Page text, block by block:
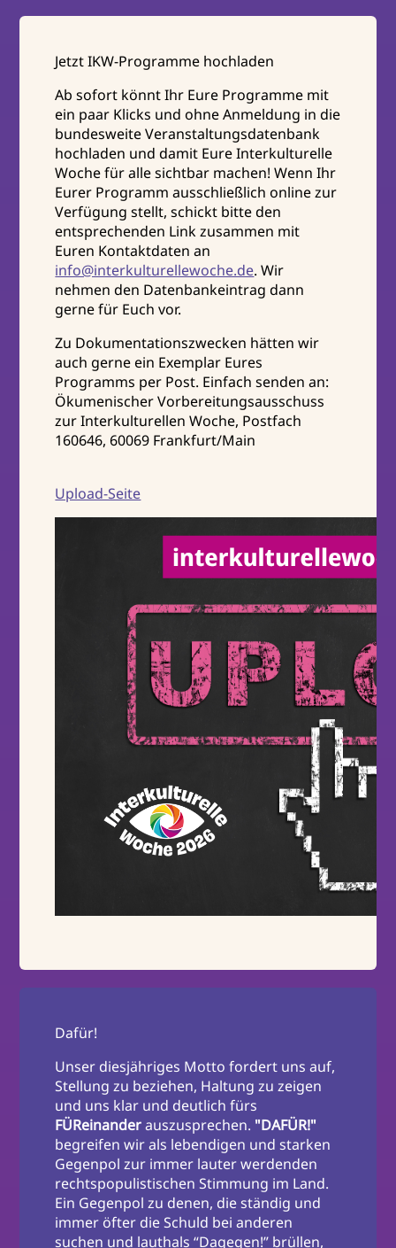
Jetzt IKW-Programme hochladen
Ab sofort könnt Ihr Eure Programme mit
ein paar Klicks und ohne Anmeldung in die
bundesweite Veranstaltungsdatenbank
hochladen und damit Eure Interkulturelle
Woche für alle sichtbar machen! Wenn Ihr
Eurer Programm ausschließlich online zur
Verfügung stellt, schickt bitte den
entsprechenden Link zusammen mit
Euren Kontaktdaten an
info@interkulturellewoche.de. Wir
nehmen den Datenbankeintrag dann
gerne für Euch vor.
Zu Dokumentationszwecken hätten wir
auch gerne ein Exemplar Eures
Programms per Post. Einfach senden an:
Ökumenischer Vorbereitungsausschuss
zur Interkulturellen Woche, Postfach
160646, 60069 Frankfurt/Main
Upload-Seite
Dafür!
Unser diesjähriges Motto fordert uns auf,
Stellung zu beziehen, Haltung zu zeigen
und uns klar und deutlich fürs
FÜReinanderauszusprechen. "DAFÜR!"
begreifen wir als lebendigen und starken
Gegenpol zur immer lauter werdenden
rechtspopulistischen Stimmung im Land.
Ein Gegenpol zu denen, die ständig und
immer öfter die Schuld bei anderen
suchen und lauthals “Dagegen!” brüllen,